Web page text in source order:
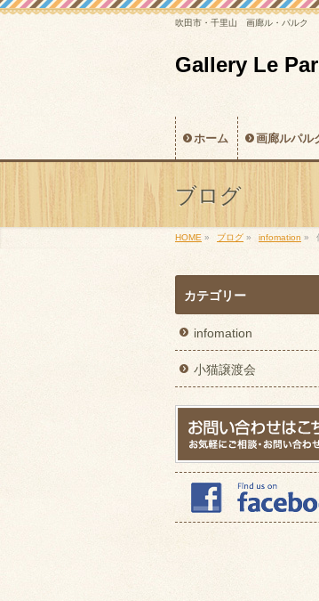
吹田市・千里山 画廊ル・パルク
Gallery Le
ホーム 画廊ルパル
ブログ
HOME » ブログ » infomation »
カテゴリー
infomation
小猫譲渡会